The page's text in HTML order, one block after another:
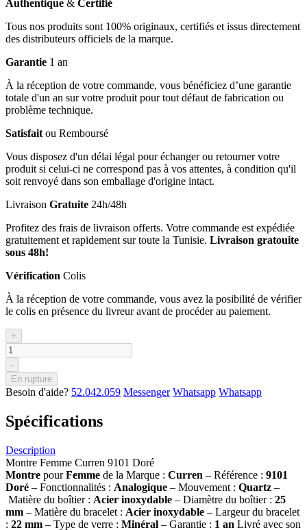
Authentique & Certifié
Tous nos produits sont 100% originaux, certifiés et issus directement
des distributeurs officiels de la marque.
Garantie 1 an
À la réception de votre commande, vous bénéficiez d’une garantie
totale d'un an sur votre produit pour tout défaut de fabrication ou
problème technique.
Satisfait ou Remboursé
Vous disposez d'un délai légal pour échanger ou retourner votre
produit si celui-ci ne correspond pas à vos attentes, à condition qu'il
soit renvoyé dans son emballage d'origine intact.
Livraison Gratuite 24h/48h
Profitez des frais de livraison offerts. Votre commande est expédiée
gratuitement et rapidement sur toute la Tunisie. Livraison gratouite
sous 48h!
Vérification Colis
À la réception de votre commande, vous avez la posibilité de vérifier
le colis en présence du livreur avant de procéder au paiement.
+
-
En rupture
Besoin d'aide? 52.042.059 Messenger Whatsapp Whatsapp
Spécifications
Description
Montre Femme Curren 9101 Doré
Montre pourFemme de la Marque : Curren – Référence : 9101
Doré – Fonctionnalités : Analogique – Mouvement : Quartz –
Matière du boîtier : Acier inoxydable – Diamètre du boîtier : 25
mm – Matière du bracelet : Acier inoxydable – Largeur du bracelet
: 22 mm – Type de verre : Minéral – Garantie : 1 an Livré avec son